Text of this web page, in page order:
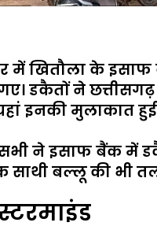
खितौला के इसाफ
डकैतों ने
इनकी मुलाकात
ने इसाफ बैंक में
बल्लू की भी